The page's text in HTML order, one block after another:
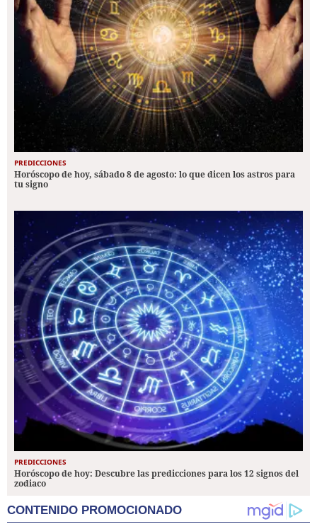
PREDICCIONES
Horóscopo de hoy, sábado 8 de agosto: lo que dicen los astros para
tu signo
PREDICCIONES
Horóscopo de hoy: Descubre las predicciones para los 12 signos del
zodiaco
CONTENIDO PROMOCIONADO